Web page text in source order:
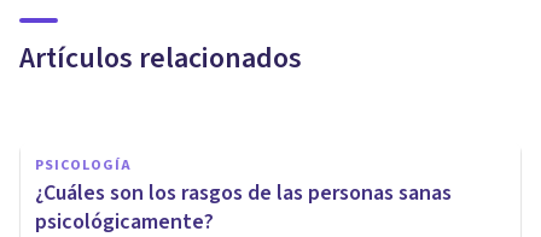
Artículos relacionados
Desarrollo Personal
PSICOLOGÍA
¿Cuáles son los rasgos de las personas sanas
psicológicamente?